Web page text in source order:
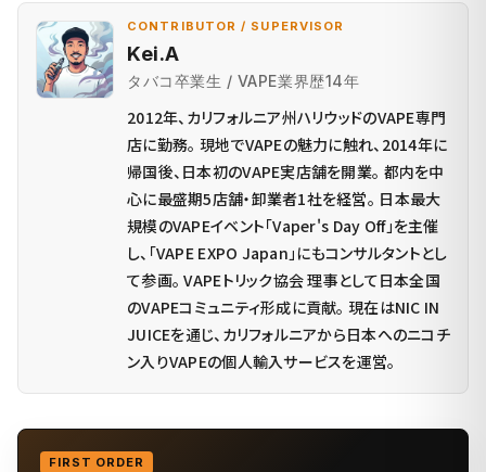
CONTRIBUTOR / SUPERVISOR
Kei.A
タバコ卒業生 / VAPE業界歴14年
2012年、カリフォルニア州ハリウッドのVAPE専門
店に勤務。 現地でVAPEの魅力に触れ、2014年に
帰国後、日本初のVAPE実店舗を開業。 都内を中
心に最盛期5店舗・卸業者1社を経営。 日本最大
規模のVAPEイベント「Vaper's Day Off」を主催
し、「VAPE EXPO Japan」にもコンサルタントとし
て参画。 VAPEトリック協会 理事として日本全国
のVAPEコミュニティ形成に貢献。 現在はNIC IN
JUICEを通じ、カリフォルニアから日本へのニコチ
ン入りVAPEの個人輸入サービスを運営。
FIRST ORDER